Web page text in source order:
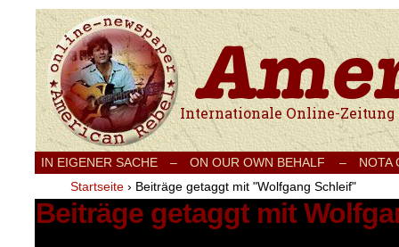
Internationale Onlinezeitung für Frieden,
IN EIGENER SACHE – ON OUR OWN BEHALF –
NOTA
Startseite › Beiträge getaggt mit "Wolfgang Schleif"
Beiträge getaggt mit